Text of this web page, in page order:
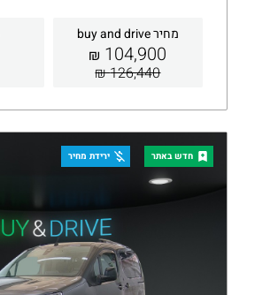
מחיר buy and drive
104,900
₪
126,440 ₪
קבלת הצעה
חדש באתר ירידת מחיר